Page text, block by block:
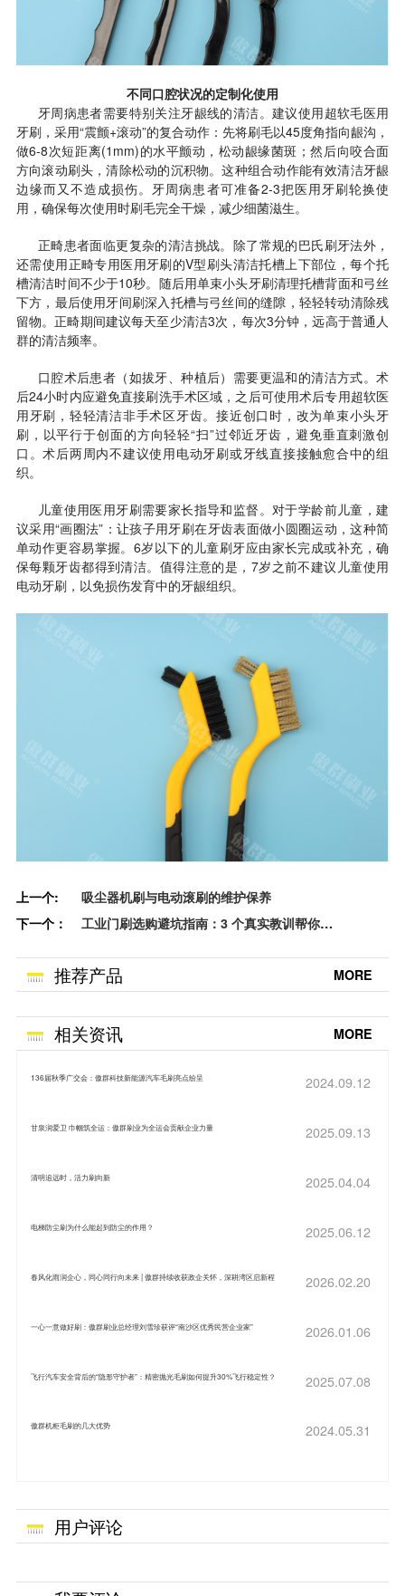
不同口腔状况的定制化使用
牙周病患者需要特别关注牙龈线的清洁。建议使用超软毛医用
牙刷，采用“震颤+滚动”的复合动作：先将刷毛以45度角指向龈沟，
做6-8次短距离(1mm)的水平颤动，松动龈缘菌斑；然后向咬合面
方向滚动刷头，清除松动的沉积物。这种组合动作能有效清洁牙龈
边缘而又不造成损伤。牙周病患者可准备2-3把医用牙刷轮换使
用，确保每次使用时刷毛完全干燥，减少细菌滋生。
正畸患者面临更复杂的清洁挑战。除了常规的巴氏刷牙法外，
还需使用正畸专用医用牙刷的V型刷头清洁托槽上下部位，每个托
槽清洁时间不少于10秒。随后用单束小头牙刷清理托槽背面和弓丝
下方，最后使用牙间刷深入托槽与弓丝间的缝隙，轻轻转动清除残
留物。正畸期间建议每天至少清洁3次，每次3分钟，远高于普通人
群的清洁频率。
口腔术后患者（如拔牙、种植后）需要更温和的清洁方式。术
后24小时内应避免直接刷洗手术区域，之后可使用术后专用超软医
用牙刷，轻轻清洁非手术区牙齿。接近创口时，改为单束小头牙
刷，以平行于创面的方向轻轻“扫”过邻近牙齿，避免垂直刺激创
口。术后两周内不建议使用电动牙刷或牙线直接接触愈合中的组
织。
儿童使用医用牙刷需要家长指导和监督。对于学龄前儿童，建
议采用“画圈法”：让孩子用牙刷在牙齿表面做小圆圈运动，这种简
单动作更容易掌握。6岁以下的儿童刷牙应由家长完成或补充，确
保每颗牙齿都得到清洁。值得注意的是，7岁之前不建议儿童使用
电动牙刷，以免损伤发育中的牙龈组织。
上一个:
吸尘器机刷与电动滚刷的维护保养​
下一个：
工业门刷选购避坑指南：3 个真实教训帮你省
推荐产品 MORE
相关资讯 MORE
136届秋季广交会：傲群科技新能源汽车毛刷亮点纷呈 2024.09.12
甘泉润爱卫 巾帼筑全运：傲群刷业为全运会贡献企业力量 2025.09.13
清明追远时，活力刷向新 2025.04.04
电梯防尘刷为什么能起到防尘的作用？ 2025.06.12
春风化雨润企心，同心同行向未来 | 傲群持续收获政企关怀，深耕湾区启新程 2026.02.20
一心一意做好刷：傲群刷业总经理刘雪珍获评“南沙区优秀民营企业家” 2026.01.06
飞行汽车安全背后的“隐形守护者”：精密抛光毛刷如何提升30%飞行稳定性？ 2025.07.08
傲群机柜毛刷的几大优势 2024.05.31
用户评论